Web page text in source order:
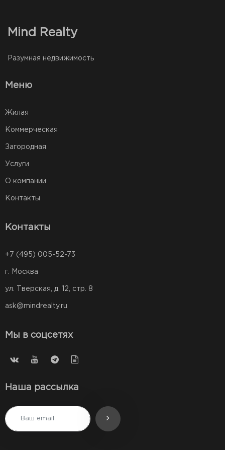
Mind Realty
Разумная недвижимость
Меню
Жилая
Коммерческая
Загородная
Услуги
О компании
Контакты
Контакты
+7 (495) 005-52-73
г. Москва
ул. Тверская, д. 12, стр. 8
ask@mindrealty.ru
Мы в соцсетях
Наша рассылка